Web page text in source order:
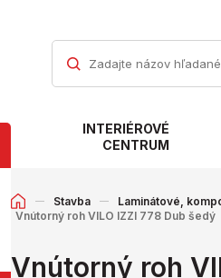
INTERIÉROVÉ
CENTRUM
Stavba Laminátové,
Vnútorný roh VILO IZZI 778 Dub šedý
Vnútorný roh